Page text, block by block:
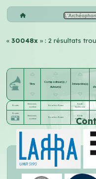
« 30048x» : 2 résultats
Titre
Compositeur(s) /
Auteur(s)
Interprète(s)
Écouter
Sémiramis ;
ouverture
Gioachino Rossini
Garde
républicaine
Écouter
Sémiramis ;
ouverture
Gioachino Rossini
Garde
républicaine